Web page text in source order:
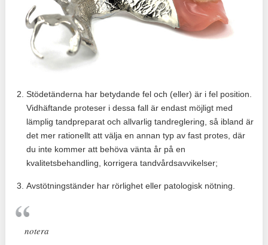
Stödetänderna har betydande fel och (eller) är i fel position.
Vidhäftande proteser i dessa fall är endast möjligt med
lämplig tandpreparat och allvarlig tandreglering, så ibland är
det mer rationellt att välja en annan typ av fast protes, där
du inte kommer att behöva vänta år på en
kvalitetsbehandling, korrigera tandvårdsavvikelser;
Avstötningständer har rörlighet eller patologisk nötning.
notera